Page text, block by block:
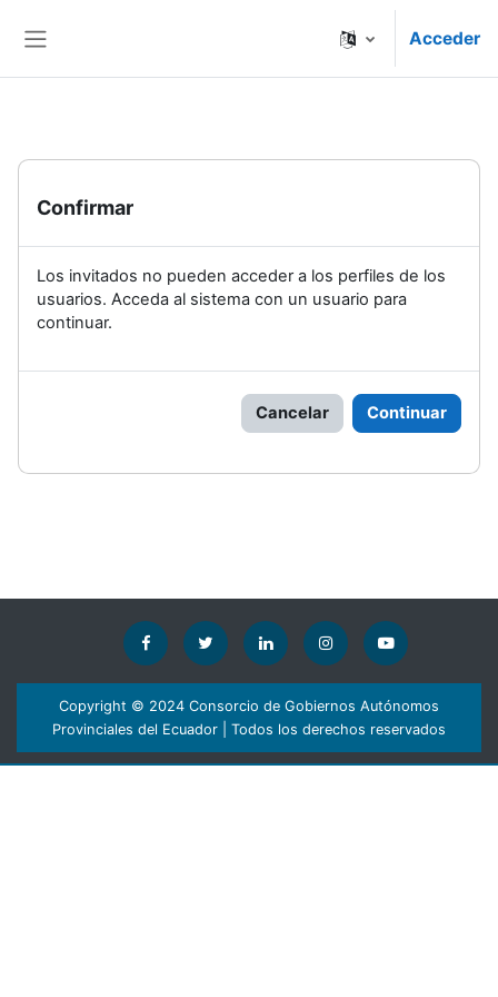
Acceder
Confirmar
Los invitados no pueden acceder a los perfiles de los
usuarios. Acceda al sistema con un usuario para
continuar.
Cancelar Continuar
Copyright © 2024 Consorcio de Gobiernos Autónomos
Provinciales del Ecuador | Todos los derechos reservados